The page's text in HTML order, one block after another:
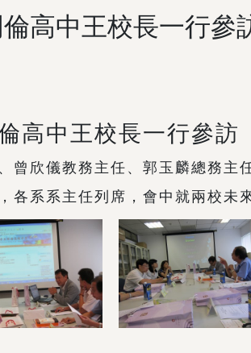
高中王校長一行參
高中王校長一行參訪
曾欣儀教務主任、郭玉麟總務
各系系主任列席，會中就兩校未